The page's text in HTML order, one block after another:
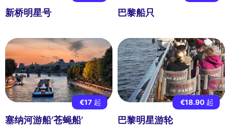
新桥明星号 巴黎船只
€17 起
塞纳河游船’苍蝇船’
€18.90起
巴黎明星游轮